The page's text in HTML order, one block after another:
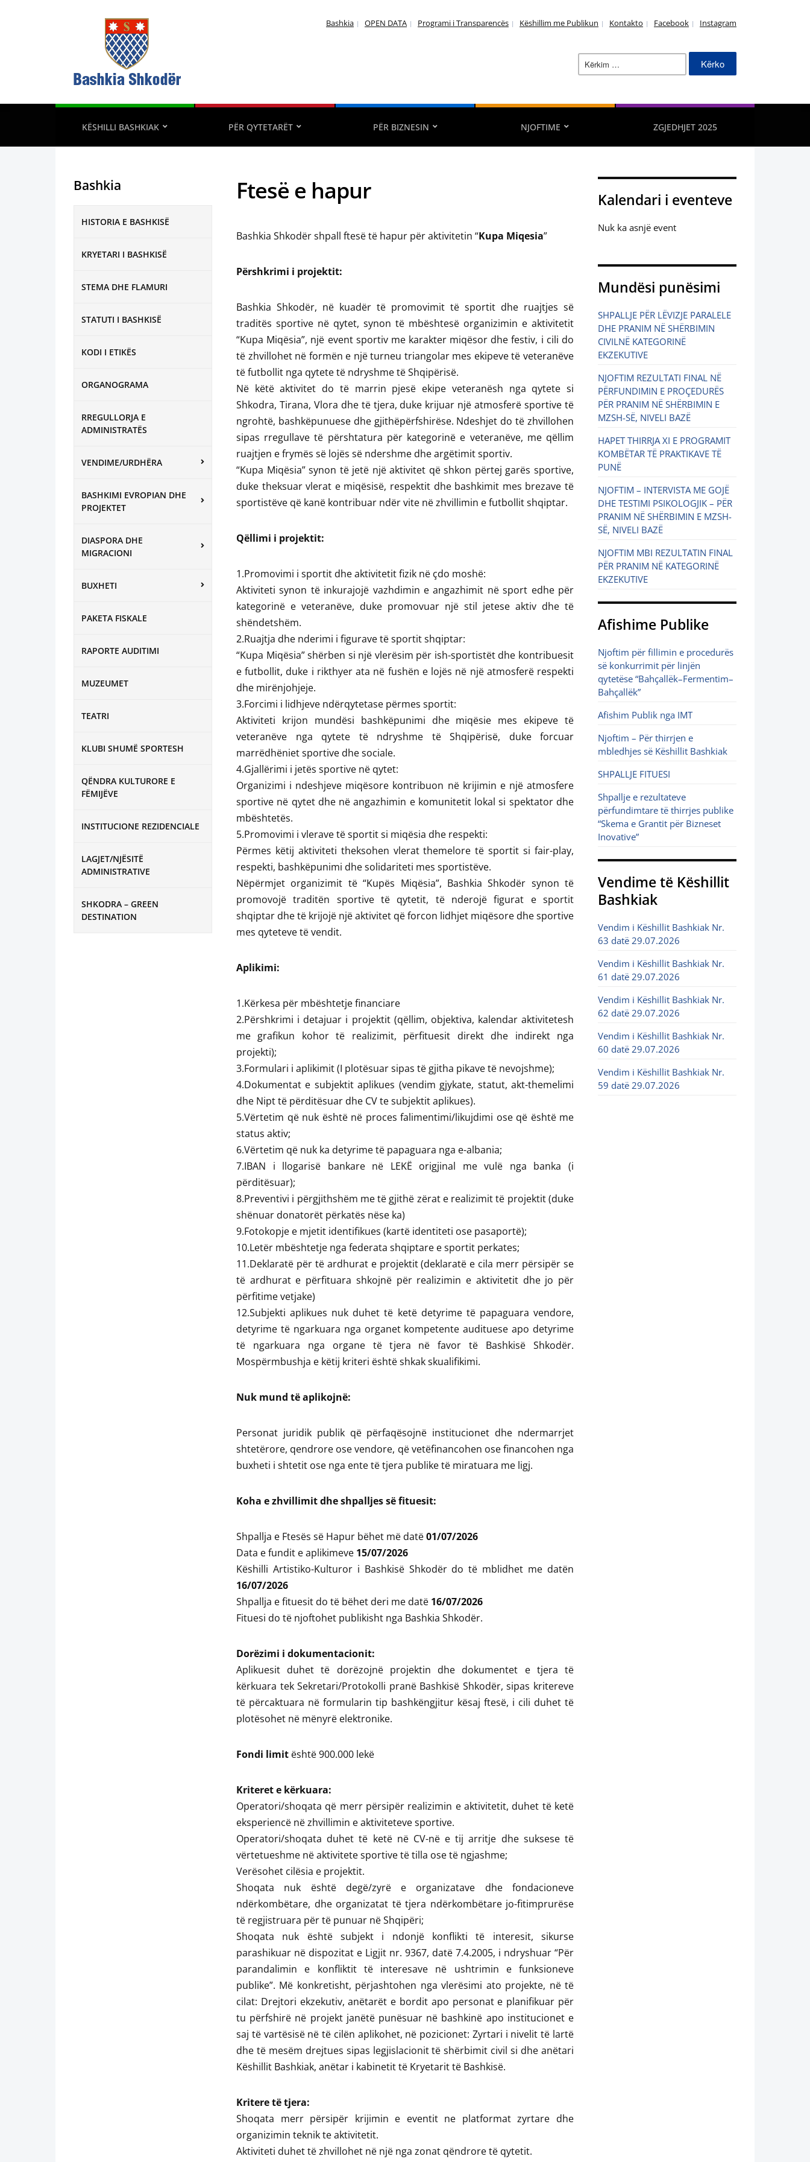
Bashkia OPEN DATA Programi i Transparencës Këshillim me Publikun Kontakto Facebook Instagram
Kërko
për:
KËSHILLI BASHKIAK PËR QYTETARËT PËR BIZNESIN NJOFTIME ZGJEDHJET 2025
Bashkia
HISTORIA E BASHKISË
KRYETARI I BASHKISË
STEMA DHE FLAMURI
STATUTI I BASHKISË
KODI I ETIKËS
ORGANOGRAMA
RREGULLORJA E
ADMINISTRATËS
VENDIME/URDHËRA
BASHKIMI EVROPIAN DHE
PROJEKTET
DIASPORA DHE
MIGRACIONI
BUXHETI
PAKETA FISKALE
RAPORTE AUDITIMI
MUZEUMET
TEATRI
KLUBI SHUMË SPORTESH
QËNDRA KULTURORE E
FËMIJËVE
INSTITUCIONE REZIDENCIALE
LAGJET/NJËSITË
ADMINISTRATIVE
SHKODRA – GREEN
DESTINATION
Ftesë e hapur
Bashkia Shkodër shpall ftesë të hapur për aktivitetin “Kupa Miqesia”
Përshkrimi i projektit:
Bashkia Shkodër, në kuadër të promovimit të sportit dhe ruajtjes së
traditës sportive në qytet, synon të mbështesë organizimin e aktivitetit
“Kupa Miqësia”, një event sportiv me karakter miqësor dhe festiv, i cili do
të zhvillohet në formën e një turneu triangolar mes ekipeve të veteranëve
të futbollit nga qytete të ndryshme të Shqipërisë.
Në këtë aktivitet do të marrin pjesë ekipe veteranësh nga qytete si
Shkodra, Tirana, Vlora dhe të tjera, duke krijuar një atmosferë sportive të
ngrohtë, bashkëpunuese dhe gjithëpërfshirëse. Ndeshjet do të zhvillohen
sipas rregullave të përshtatura për kategorinë e veteranëve, me qëllim
ruajtjen e frymës së lojës së ndershme dhe argëtimit sportiv.
“Kupa Miqësia” synon të jetë një aktivitet që shkon përtej garës sportive,
duke theksuar vlerat e miqësisë, respektit dhe bashkimit mes brezave të
sportistëve që kanë kontribuar ndër vite në zhvillimin e futbollit shqiptar.
Qëllimi i projektit:
1.Promovimi i sportit dhe aktivitetit fizik në çdo moshë:
Aktiviteti synon të inkurajojë vazhdimin e angazhimit në sport edhe për
kategorinë e veteranëve, duke promovuar një stil jetese aktiv dhe të
shëndetshëm.
2.Ruajtja dhe nderimi i figurave të sportit shqiptar:
“Kupa Miqësia” shërben si një vlerësim për ish-sportistët dhe kontribuesit
e futbollit, duke i rikthyer ata në fushën e lojës në një atmosferë respekti
dhe mirënjohjeje.
3.Forcimi i lidhjeve ndërqytetase përmes sportit:
Aktiviteti krijon mundësi bashkëpunimi dhe miqësie mes ekipeve të
veteranëve nga qytete të ndryshme të Shqipërisë, duke forcuar
marrëdhëniet sportive dhe sociale.
4.Gjallërimi i jetës sportive në qytet:
Organizimi i ndeshjeve miqësore kontribuon në krijimin e një atmosfere
sportive në qytet dhe në angazhimin e komunitetit lokal si spektator dhe
mbështetës.
5.Promovimi i vlerave të sportit si miqësia dhe respekti:
Përmes këtij aktiviteti theksohen vlerat themelore të sportit si fair-play,
respekti, bashkëpunimi dhe solidariteti mes sportistëve.
Nëpërmjet organizimit të “Kupës Miqësia”, Bashkia Shkodër synon të
promovojë traditën sportive të qytetit, të nderojë figurat e sportit
shqiptar dhe të krijojë një aktivitet që forcon lidhjet miqësore dhe sportive
mes qyteteve të vendit.
Aplikimi:
1.Kërkesa për mbështetje financiare
2.Përshkrimi i detajuar i projektit (qëllim, objektiva, kalendar aktivitetesh
me grafikun kohor të realizimit, përfituesit direkt dhe indirekt nga
projekti);
3.Formulari i aplikimit (I plotësuar sipas të gjitha pikave të nevojshme);
4.Dokumentat e subjektit aplikues (vendim gjykate, statut, akt-themelimi
dhe Nipt të përditësuar dhe CV te subjektit aplikues).
5.Vërtetim që nuk është në proces falimentimi/likujdimi ose që është me
status aktiv;
6.Vërtetim që nuk ka detyrime të papaguara nga e-albania;
7.IBAN i llogarisë bankare në LEKË origjinal me vulë nga banka (i
përditësuar);
8.Preventivi i përgjithshëm me të gjithë zërat e realizimit të projektit (duke
shënuar donatorët përkatës nëse ka)
9.Fotokopje e mjetit identifikues (kartë identiteti ose pasaportë);
10.Letër mbështetje nga federata shqiptare e sportit perkates;
11.Deklaratë për të ardhurat e projektit (deklaratë e cila merr përsipër se
të ardhurat e përfituara shkojnë për realizimin e aktivitetit dhe jo për
përfitime vetjake)
12.Subjekti aplikues nuk duhet të ketë detyrime të papaguara vendore,
detyrime të ngarkuara nga organet kompetente audituese apo detyrime
të ngarkuara nga organe të tjera në favor të Bashkisë Shkodër.
Mospërmbushja e këtij kriteri është shkak skualifikimi.
Nuk mund të aplikojnë:
Personat juridik publik që përfaqësojnë institucionet dhe ndermarrjet
shtetërore, qendrore ose vendore, që vetëfinancohen ose financohen nga
buxheti i shtetit ose nga ente të tjera publike të miratuara me ligj.
Koha e zhvillimit dhe shpalljes së fituesit:
Shpallja e Ftesës së Hapur bëhet më datë01/07/2026
Data e fundit e aplikimeve 15/07/2026
Këshilli Artistiko-Kulturor i Bashkisë Shkodër do të mblidhet me datën
16/07/2026
Shpallja e fituesit do të bëhet deri me datë 16/07/2026
Fituesi do të njoftohet publikisht nga Bashkia Shkodër.
Dorëzimi i dokumentacionit:
Aplikuesit duhet të dorëzojnë projektin dhe dokumentet e tjera të
kërkuara tek Sekretari/Protokolli pranë Bashkisë Shkodër, sipas kritereve
të përcaktuara në formularin tip bashkëngjitur kësaj ftesë, i cili duhet të
plotësohet në mënyrë elektronike.
Fondi limit është 900.000 lekë
Kriteret e kërkuara:
Operatori/shoqata që merr përsipër realizimin e aktivitetit, duhet të ketë
eksperiencë në zhvillimin e aktiviteteve sportive.
Operatori/shoqata duhet të ketë në CV-në e tij arritje dhe suksese të
vërtetueshme në aktivitete sportive të tilla ose të ngjashme;
Verësohet cilësia e projektit.
Shoqata nuk është degë/zyrë e organizatave dhe fondacioneve
ndërkombëtare, dhe organizatat të tjera ndërkombëtare jo-fitimprurëse
të regjistruara për të punuar në Shqipëri;
Shoqata nuk është subjekt i ndonjë konflikti të interesit, sikurse
parashikuar në dispozitat e Ligjit nr. 9367, datë 7.4.2005, i ndryshuar “Për
parandalimin e konfliktit të interesave në ushtrimin e funksioneve
publike”. Më konkretisht, përjashtohen nga vlerësimi ato projekte, në të
cilat: Drejtori ekzekutiv, anëtarët e bordit apo personat e planifikuar për
tu përfshirë në projekt janëtë punësuar në bashkinë apo institucionet e
saj të vartësisë në të cilën aplikohet, në pozicionet: Zyrtari i nivelit të lartë
dhe të mesëm drejtues sipas legjislacionit të shërbimit civil si dhe anëtari
Këshillit Bashkiak, anëtar i kabinetit të Kryetarit të Bashkisë.
Kritere të tjera:
Shoqata merr përsipër krijimin e eventit ne platformat zyrtare dhe
organizimin teknik te aktivitetit.
Aktiviteti duhet të zhvillohet në një nga zonat qëndrore të qytetit.
Kalendari i eventeve
Nuk ka asnjë event
Mundësi punësimi
SHPALLJE PËR LËVIZJE PARALELE
DHE PRANIM NË SHËRBIMIN
CIVILNË KATEGORINË
EKZEKUTIVE
NJOFTIM REZULTATI FINAL NË
PËRFUNDIMIN E PROÇEDURËS
PËR PRANIM NË SHËRBIMIN E
MZSH-SË, NIVELI BAZË
HAPET THIRRJA XI E PROGRAMIT
KOMBËTAR TË PRAKTIKAVE TË
PUNË
NJOFTIM – INTERVISTA ME GOJË
DHE TESTIMI PSIKOLOGJIK – PËR
PRANIM NË SHËRBIMIN E MZSH-
SË, NIVELI BAZË
NJOFTIM MBI REZULTATIN FINAL
PËR PRANIM NË KATEGORINË
EKZEKUTIVE
Afishime Publike
Njoftim për fillimin e procedurës
së konkurrimit për linjën
qytetëse “Bahçallëk–Fermentim–
Bahçallëk”
Afishim Publik nga IMT
Njoftim – Për thirrjen e
mbledhjes së Këshillit Bashkiak
SHPALLJE FITUESI
Shpallje e rezultateve
përfundimtare të thirrjes publike
“Skema e Grantit për Bizneset
Inovative”
Vendime të Këshillit
Bashkiak
Vendim i Këshillit Bashkiak Nr.
63 datë 29.07.2026
Vendim i Këshillit Bashkiak Nr.
61 datë 29.07.2026
Vendim i Këshillit Bashkiak Nr.
62 datë 29.07.2026
Vendim i Këshillit Bashkiak Nr.
60 datë 29.07.2026
Vendim i Këshillit Bashkiak Nr.
59 datë 29.07.2026